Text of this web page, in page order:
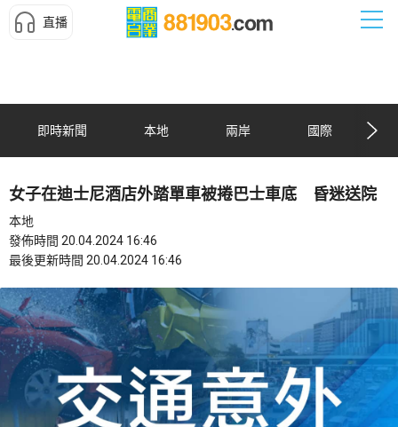
直播
即時新聞 本地 兩岸 國際
女子在迪士尼酒店外踏單車被捲巴士車底 昏迷送院
本地
發佈時間 20.04.2024 16:46
最後更新時間 20.04.2024 16:46